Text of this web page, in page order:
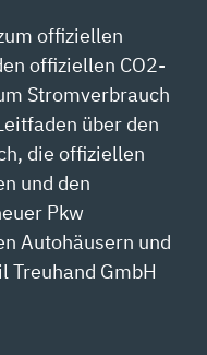
offiziellen
offiziellen CO2-
Stromverbrauch
über den
die offiziellen
und den
Pkw
Autohäusern und
Treuhand GmbH